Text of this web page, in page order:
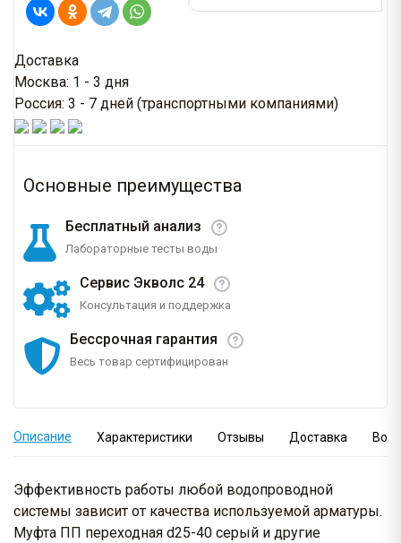
Доставка
Москва: 1 - 3 дня
Россия: 3 - 7 дней (транспортными компаниями)
Основные преимущества
Бесплатный анализ
Лабораторные тесты воды
Сервис Экволс 24
Консультация и поддержка
Бессрочная гарантия
Весь товар сертифицирован
Описание Характеристики Отзывы Доставка
Эффективность работы любой водопроводной
системы зависит от качества используемой арматуры.
Муфта ПП переходная d25-40 серый и другие